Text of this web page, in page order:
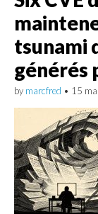
tsunami
générés
by marcfred • 15